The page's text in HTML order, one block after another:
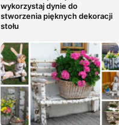
wykorzystaj dynie do
stworzenia pięknych dekoracji
stołu